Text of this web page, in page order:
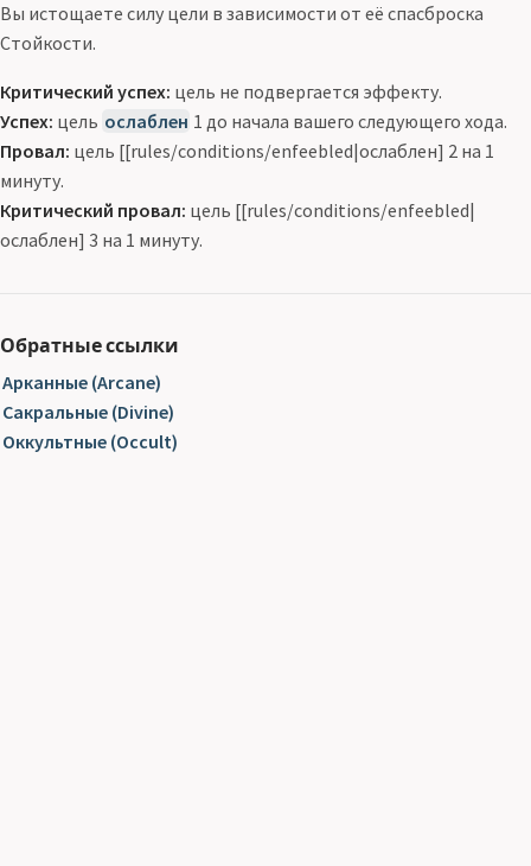
Вы истощаете силу цели в зависимости от её спасброска
Стойкости.
Критический успех: цель не подвергается эффекту.
Успех: цель ослаблен 1 до начала вашего следующего хода.
Провал: цель [[rules/conditions/enfeebled|ослаблен] 2 на 1
минуту.
Критический провал: цель [[rules/conditions/enfeebled|
ослаблен] 3 на 1 минуту.
Обратные ссылки
Арканные (Arcane)
Сакральные (Divine)
Оккультные (Occult)